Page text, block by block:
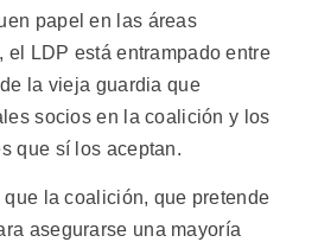
papel en las áreas
el LDP está entrampado entre
la vieja guardia que
socios en la coalición y los
que sí los aceptan.
que la coalición, que pretende
asegurarse una mayoría